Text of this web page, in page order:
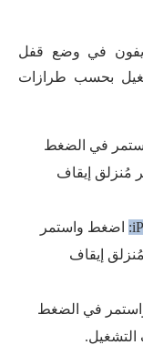
ايفون في وضع قفل
بحسب طرازات
في الضغط
مُنزلق إيقاف
اضغط واستمر
إيقاف
في الضغط
التشغيل.